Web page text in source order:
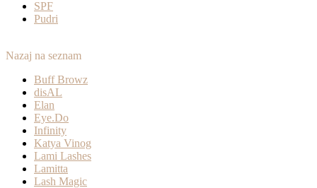
SPF
Pudri
Nazaj na seznam
Buff Browz
disAL
Elan
Eye.Do
Infinity
Katya Vinog
Lami Lashes
Lamitta
Lash Magic